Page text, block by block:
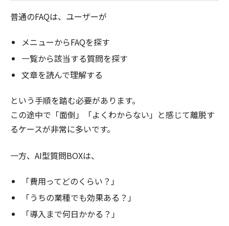
普通のFAQは、ユーザーが
メニューからFAQを探す
一覧から該当する質問を探す
文章を読んで理解する
という手順を踏む必要があります。
この途中で「面倒」「よくわからない」と感じて離脱す
るケースが非常に多いです。
一方、AI型質問BOXは、
「費用ってどのくらい？」
「うちの業種でも効果ある？」
「導入まで何日かかる？」